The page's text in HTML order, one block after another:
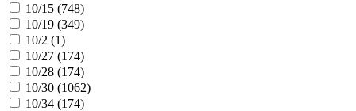
10/15 (748)
10/19 (349)
10/2 (1)
10/27 (174)
10/28 (174)
10/30 (1062)
10/34 (174)